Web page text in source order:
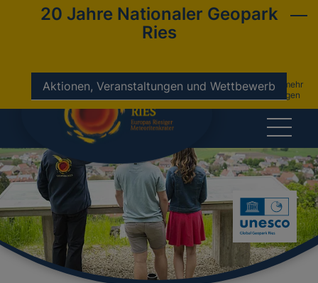
20 Jahre Nationaler Geopark
Ries
Aktionen, Veranstaltungen und Wettbewerbnicht mehr
anzeigen